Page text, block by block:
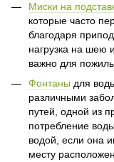
Миски на
которые часто
благодаря
нагрузка на шею
важно для
Фонтаны для
различными
путей, одной из
потребление
водой, если она
месту